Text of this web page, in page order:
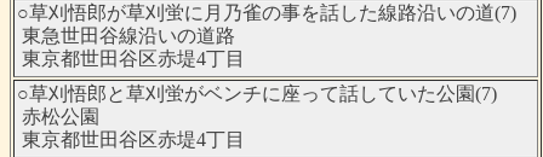
○草刈悟郎が草刈蛍に月乃雀の事を話した線路沿いの道(7)
東急世田谷線沿いの道路
東京都世田谷区赤堤4丁目
○草刈悟郎と草刈蛍がベンチに座って話していた公園(7)
赤松公園
東京都世田谷区赤堤4丁目